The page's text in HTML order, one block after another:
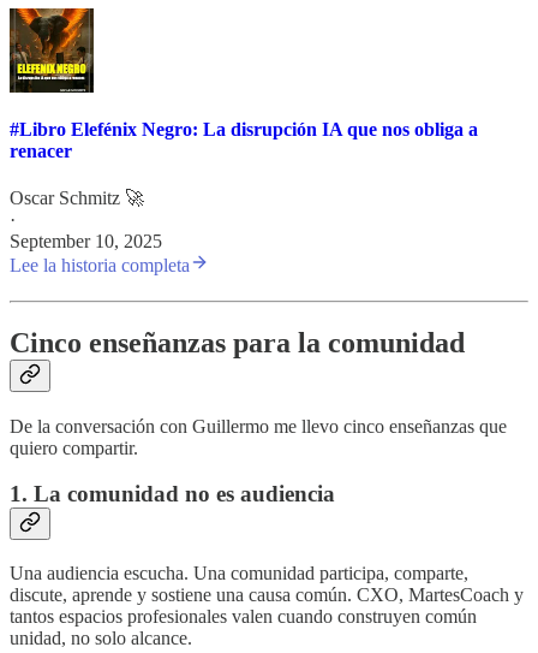
#Libro Elefénix Negro: La disrupción IA que nos obliga a
renacer
Oscar Schmitz 🚀
·
September 10, 2025
Lee la historia completa
Cinco enseñanzas para la comunidad
De la conversación con Guillermo me llevo cinco enseñanzas que
quiero compartir.
1. La comunidad no es audiencia
Una audiencia escucha. Una comunidad participa, comparte,
discute, aprende y sostiene una causa común. CXO, MartesCoach y
tantos espacios profesionales valen cuando construyen común
unidad, no solo alcance.